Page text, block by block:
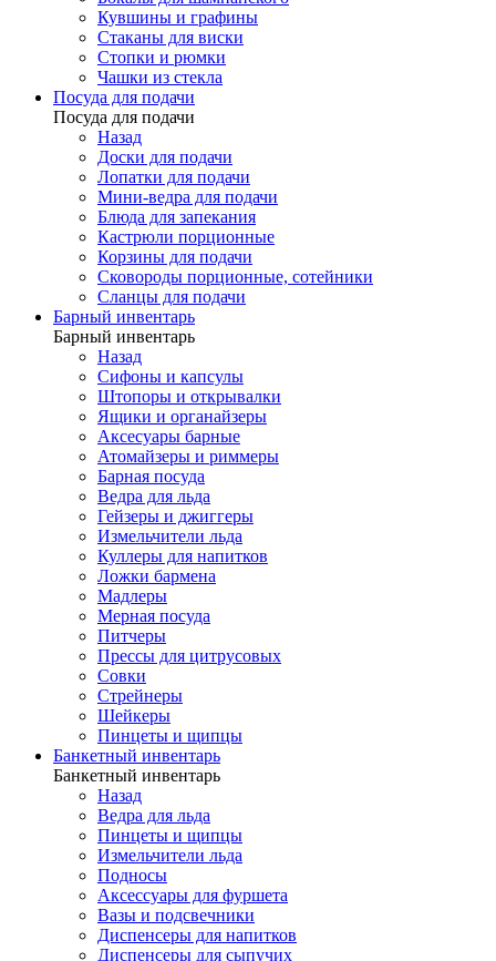
Кувшины и графины
Стаканы для виски
Стопки и рюмки
Чашки из стекла
Посуда для подачи
Посуда для подачи
Назад
Доски для подачи
Лопатки для подачи
Мини-ведра для подачи
Блюда для запекания
Кастрюли порционные
Корзины для подачи
Сковороды порционные, сотейники
Сланцы для подачи
Барный инвентарь
Барный инвентарь
Назад
Сифоны и капсулы
Штопоры и открывалки
Ящики и органайзеры
Аксесуары барные
Атомайзеры и риммеры
Барная посуда
Ведра для льда
Гейзеры и джиггеры
Измельчители льда
Куллеры для напитков
Ложки бармена
Мадлеры
Мерная посуда
Питчеры
Прессы для цитрусовых
Совки
Стрейнеры
Шейкеры
Пинцеты и щипцы
Банкетный инвентарь
Банкетный инвентарь
Назад
Ведра для льда
Пинцеты и щипцы
Измельчители льда
Подносы
Аксессуары для фуршета
Вазы и подсвечники
Диспенсеры для напитков
Диспенсеры для сыпучих